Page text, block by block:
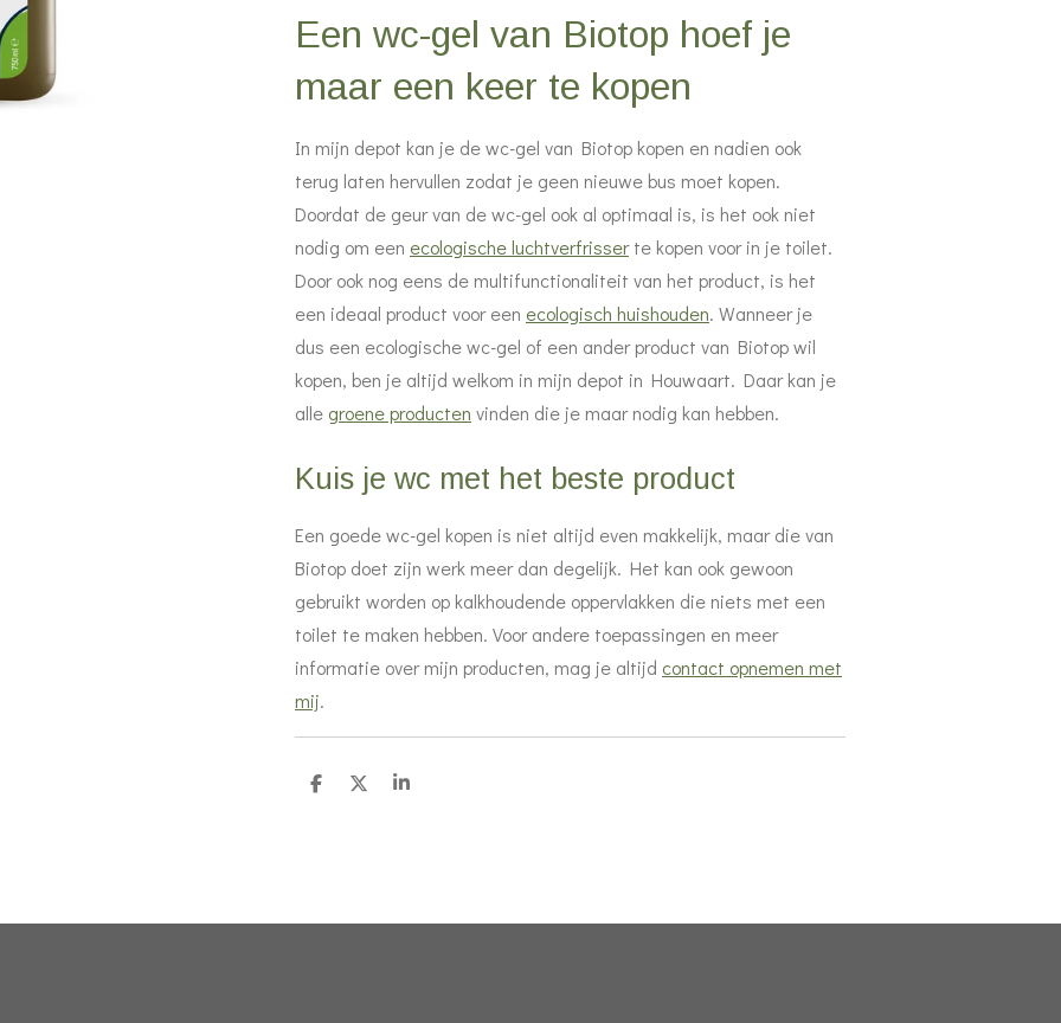
Een wc-gel van Biotop hoef je
maar een keer te kopen
In mijn depot kan je de wc-gel van Biotop kopen en nadien ook
terug laten hervullen zodat je geen nieuwe bus moet kopen.
Doordat de geur van de wc-gel ook al optimaal is, is het ook niet
nodig om een ecologische luchtverfrisserte kopen voor in je toilet.
Door ook nog eens de multifunctionaliteit van het product, is het
een ideaal product voor een ecologisch huishouden. Wanneer je
dus een ecologische wc-gel of een ander product van Biotop wil
kopen, ben je altijd welkom in mijn depot in Houwaart. Daar kan je
alle groene producten vinden die je maar nodig kan hebben.
Kuis je wc met het beste product
Een goede wc-gel kopen is niet altijd even makkelijk, maar die van
Biotop doet zijn werk meer dan degelijk. Het kan ook gewoon
gebruikt worden op kalkhoudende oppervlakken die niets met een
toilet te maken hebben. Voor andere toepassingen en meer
informatie over mijn producten, mag je altijd contact opnemen met
mij.
D
D
S